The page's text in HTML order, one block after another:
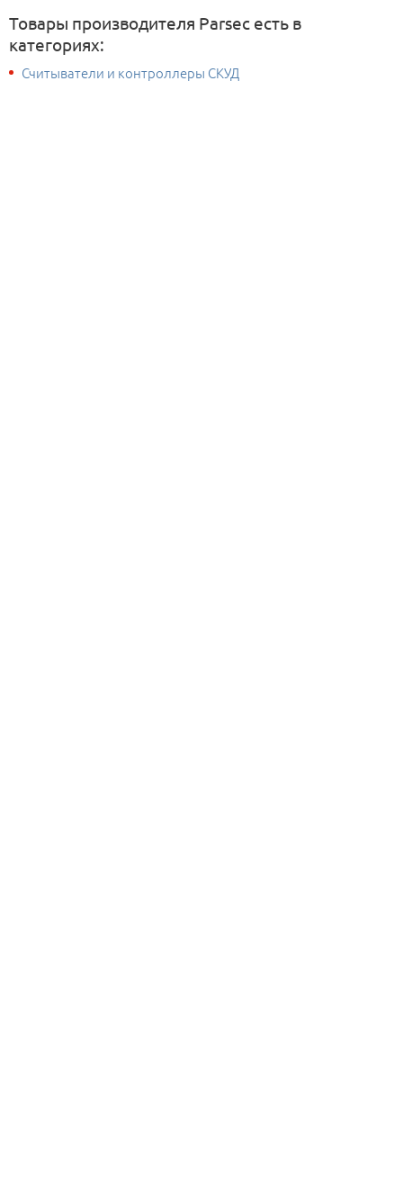
Товары производителя Parsec есть в
категориях:
Считыватели и контроллеры СКУД